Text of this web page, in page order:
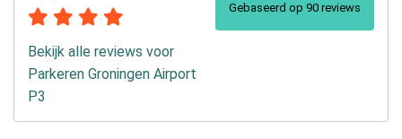
Bekijk alle reviews voor
Parkeren Groningen Airport
P3
Gebaseerd op 90 reviews